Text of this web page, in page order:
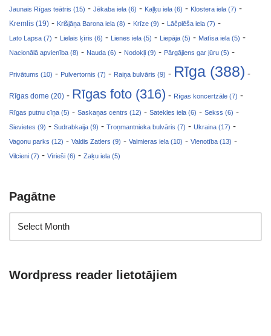
Jaunais Rīgas teātris (15) - Jēkaba iela (6) - Kaļķu iela (6) - Klostera iela (7) -
Kremlis (19) - Krišjāņa Barona iela (8) - Krīze (9) - Lāčplēša iela (7) -
Lato Lapsa (7) - Lielais ķīris (6) - Lienes iela (5) - Liepāja (5) - Matīsa iela (5) -
Nacionālā apvienība (8) - Nauda (6) - Nodokļi (9) - Pārgājiens gar jūru (5) -
Privātums (10) - Pulvertornis (7) - Raiņa bulvāris (9) - Rīga (388) -
Rīgas dome (20) - Rīgas foto (316) - Rīgas koncertzāle (7) -
Rīgas putnu cīņa (5) - Saskaņas centrs (12) - Satekles iela (6) - Sekss (6) -
Sievietes (9) - Sudrabkaija (9) - Troņmantnieka bulvāris (7) - Ukraina (17) -
Vagonu parks (12) - Valdis Zatlers (9) - Valmieras iela (10) - Vienotība (13) -
Vilcieni (7) - Vīrieši (6) - Zaķu iela (5)
Pagātne
Wordpress reader lietotājiem